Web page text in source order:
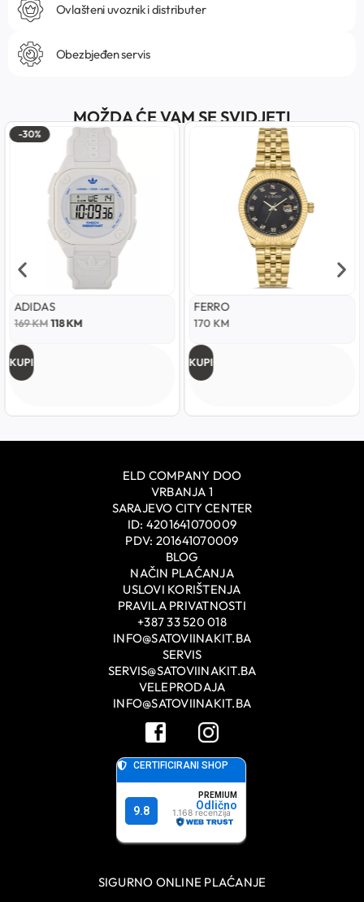
Ovlašteni uvoznik i distributer
Obezbjeđen servis
MOŽDA ĆE VAM SE SVIDJETI
-30%
ADIDAS
169KM118KM
KUPI
FERRO
170 KM
KUPI
ELD COMPANY DOO
VRBANJA 1
SARAJEVO CITY CENTER
ID: 4201641070009
PDV: 201641070009
BLOG
NAČIN PLAĆANJA
USLOVI KORIŠTENJA
PRAVILA PRIVATNOSTI
+387 33 520 018
INFO@SATOVIINAKIT.BA
SERVIS
SERVIS@SATOVIINAKIT.BA
VELEPRODAJA
INFO@SATOVIINAKIT.BA
SIGURNO ONLINE PLAĆANJE